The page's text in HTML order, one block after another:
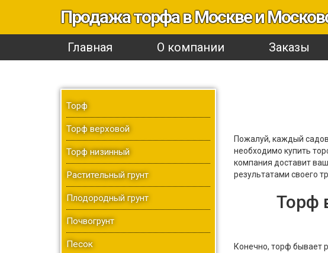
Продажа торфа в Москве и
Главная О компании Заказы
Торф
Торф верховой
Торф низинный
Растительный грунт
Плодородный грунт
Почвогрунт
Песок
Пожалуй, каждый
необходимо купить
компания доставит
результатами своего
Торф
Конечно, торф бывает